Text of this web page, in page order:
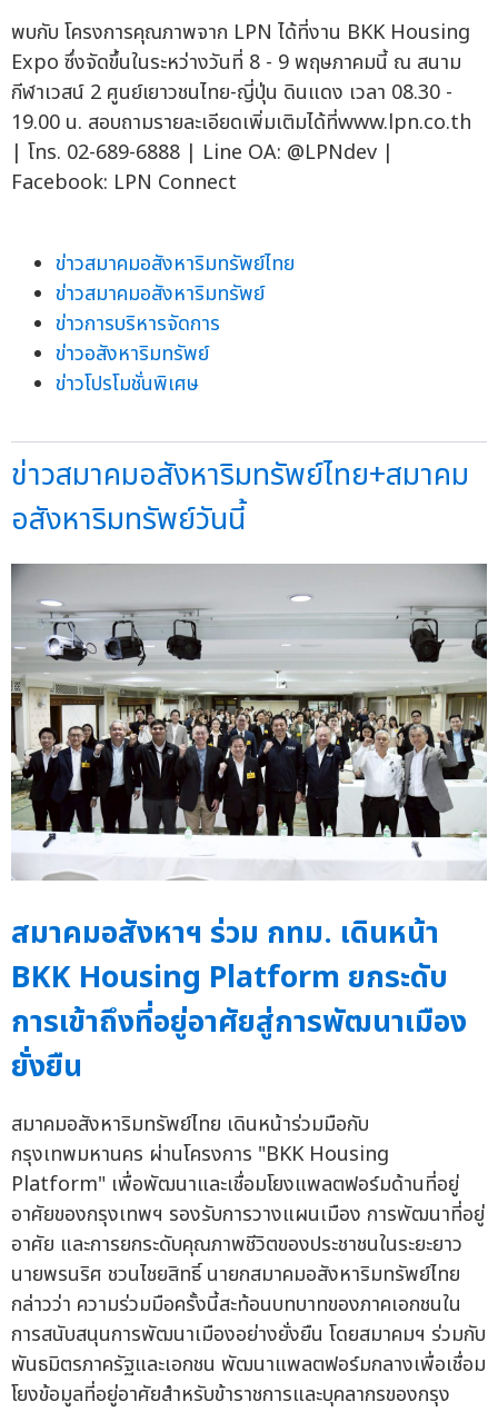
พบกับ โครงการคุณภาพจาก LPN ได้ที่งาน BKK Housing
Expo ซึ่งจัดขึ้นในระหว่างวันที่ 8 - 9 พฤษภาคมนี้ ณ สนาม
กีฬาเวสน์ 2 ศูนย์เยาวชนไทย-ญี่ปุ่น ดินแดง เวลา 08.30 -
19.00 น. สอบถามรายละเอียดเพิ่มเติมได้ที่www.lpn.co.th
| โทร. 02-689-6888 | Line OA: @LPNdev |
Facebook: LPN Connect
ข่าวสมาคมอสังหาริมทรัพย์ไทย
ข่าวสมาคมอสังหาริมทรัพย์
ข่าวการบริหารจัดการ
ข่าวอสังหาริมทรัพย์
ข่าวโปรโมชั่นพิเศษ
ข่าวสมาคมอสังหาริมทรัพย์ไทย+สมาคม
อสังหาริมทรัพย์วันนี้
สมาคมอสังหาฯ ร่วม กทม. เดินหน้า
BKK Housing Platform ยกระดับ
การเข้าถึงที่อยู่อาศัยสู่การพัฒนาเมือง
ยั่งยืน
สมาคมอสังหาริมทรัพย์ไทย เดินหน้าร่วมมือกับ
กรุงเทพมหานคร ผ่านโครงการ "BKK Housing
Platform" เพื่อพัฒนาและเชื่อมโยงแพลตฟอร์มด้านที่อยู่
อาศัยของกรุงเทพฯ รองรับการวางแผนเมือง การพัฒนาที่อยู่
อาศัย และการยกระดับคุณภาพชีวิตของประชาชนในระยะยาว
นายพรนริศ ชวนไชยสิทธิ์ นายกสมาคมอสังหาริมทรัพย์ไทย
กล่าวว่า ความร่วมมือครั้งนี้สะท้อนบทบาทของภาคเอกชนใน
การสนับสนุนการพัฒนาเมืองอย่างยั่งยืน โดยสมาคมฯ ร่วมกับ
พันธมิตรภาครัฐและเอกชน พัฒนาแพลตฟอร์มกลางเพื่อเชื่อม
โยงข้อมูลที่อยู่อาศัยสำหรับข้าราชการและบุคลากรของกรุง